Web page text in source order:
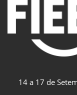
14 a 17 de